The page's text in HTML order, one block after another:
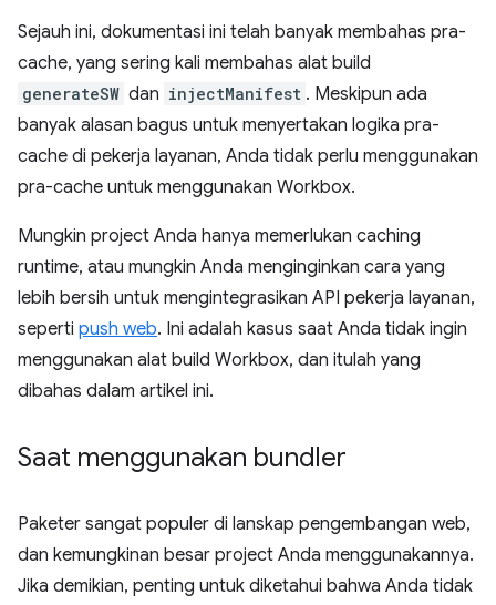
Sejauh ini, dokumentasi ini telah banyak membahas pra-
cache, yang sering kali membahas alat build
generateSW dan injectManifest . Meskipun ada
banyak alasan bagus untuk menyertakan logika pra-
cache di pekerja layanan, Anda tidak perlu menggunakan
pra-cache untuk menggunakan Workbox.
Mungkin project Anda hanya memerlukan caching
runtime, atau mungkin Anda menginginkan cara yang
lebih bersih untuk mengintegrasikan API pekerja layanan,
seperti push web. Ini adalah kasus saat Anda tidak ingin
menggunakan alat build Workbox, dan itulah yang
dibahas dalam artikel ini.
Saat menggunakan bundler
Paketer sangat populer di lanskap pengembangan web,
dan kemungkinan besar project Anda menggunakannya.
Jika demikian, penting untuk diketahui bahwa Anda tidak